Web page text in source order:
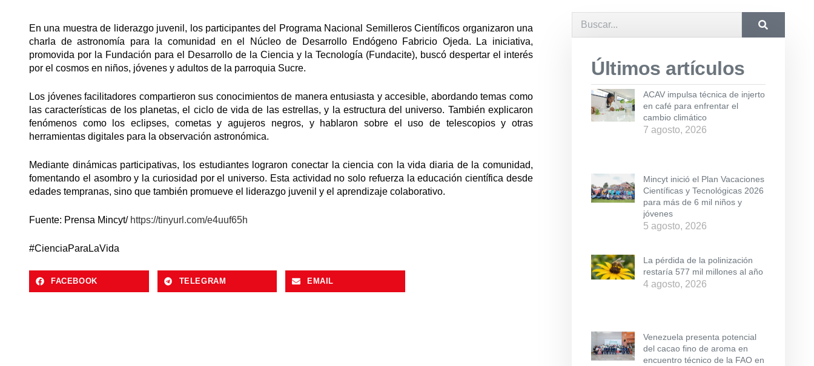
En una muestra de liderazgo juvenil, los participantes del Programa Nacional Semilleros Científicos organizaron una
charla de astronomía para la comunidad en el Núcleo de Desarrollo Endógeno Fabricio Ojeda. La iniciativa,
promovida por la Fundación para el Desarrollo de la Ciencia y la Tecnología (Fundacite), buscó despertar el interés
por el cosmos en niños, jóvenes y adultos de la parroquia Sucre.
Los jóvenes facilitadores compartieron sus conocimientos de manera entusiasta y accesible, abordando temas como
las características de los planetas, el ciclo de vida de las estrellas, y la estructura del universo. También explicaron
fenómenos como los eclipses, cometas y agujeros negros, y hablaron sobre el uso de telescopios y otras
herramientas digitales para la observación astronómica.
Mediante dinámicas participativas, los estudiantes lograron conectar la ciencia con la vida diaria de la comunidad,
fomentando el asombro y la curiosidad por el universo. Esta actividad no solo refuerza la educación científica desde
edades tempranas, sino que también promueve el liderazgo juvenil y el aprendizaje colaborativo.
Fuente: Prensa Mincyt/ https://tinyurl.com/e4uuf65h
#CienciaParaLaVida
FACEBOOK TELEGRAM EMAIL
Últimos artículos
ACAV impulsa técnica de injerto
en café para enfrentar el
cambio climático
7 agosto, 2026
Mincyt inició el Plan Vacaciones
Científicas y Tecnológicas 2026
para más de 6 mil niños y
jóvenes
5 agosto, 2026
La pérdida de la polinización
restaría 577 mil millones al año
4 agosto, 2026
Venezuela presenta potencial
del cacao fino de aroma en
encuentro técnico de la FAO en